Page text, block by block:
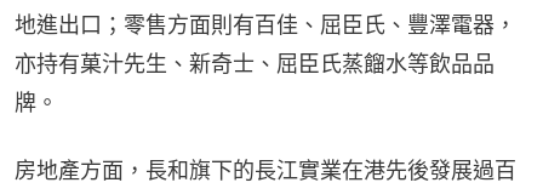
地進出口；零售方面則有百佳、屈臣氏、豐澤電器，
亦持有菓汁先生、新奇士、屈臣氏蒸餾水等飲品品
牌。
房地產方面，長和旗下的長江實業在港先後發展過百